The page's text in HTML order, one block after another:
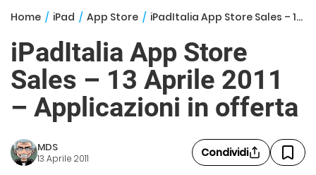
Home / iPad / App Store / iPadItalia App Store Sales – 13 Aprile 2011 – Applicazioni in offerta
iPadItalia App Store
Sales – 13 Aprile 2011
– Applicazioni in offerta
MDS
13 Aprile 2011 Condividi